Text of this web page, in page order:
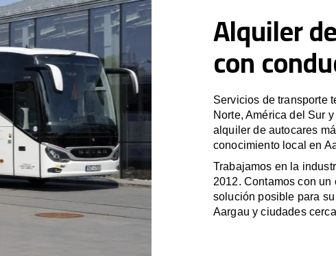
Alquiler
con
Servicios de transporte
Norte, América del Sur
alquiler de autocares
conocimiento local en
Trabajamos en la
2012. Contamos con
solución posible para
Aargau y ciudades